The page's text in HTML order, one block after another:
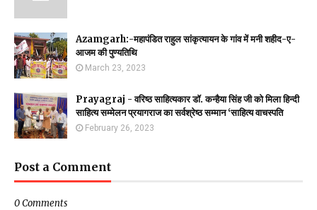
Azamgarh:-महापंडित राहुल सांकृत्यायन के गांव में मनी शहीद-ए-
आजम की पुण्यतिथि
March 23, 2023
Prayagraj - वरिष्ठ साहित्यकार डॉ. कन्हैया सिंह जी को मिला हिन्दी
साहित्य सम्मेलन प्रयागराज का सर्वश्रेष्ठ सम्मान ‘साहित्य वाचस्पति
February 26, 2023
Post a Comment
0 Comments